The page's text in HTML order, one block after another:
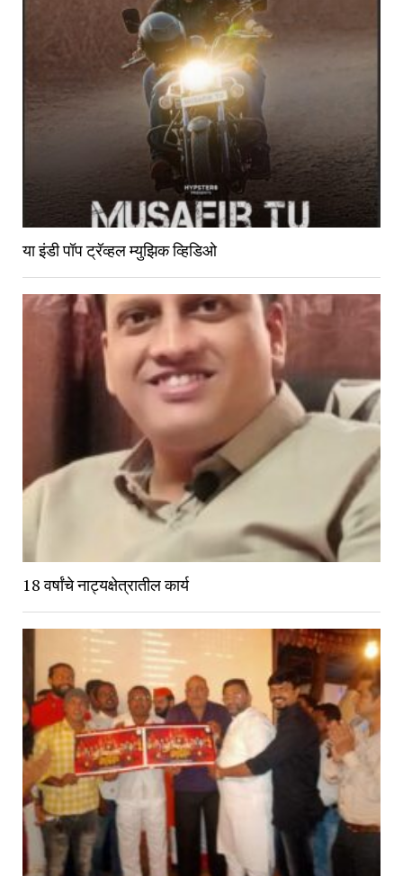
या इंडी पॉप ट्रॅव्हल म्युझिक व्हिडिओ
18 वर्षांचे नाट्यक्षेत्रातील कार्य